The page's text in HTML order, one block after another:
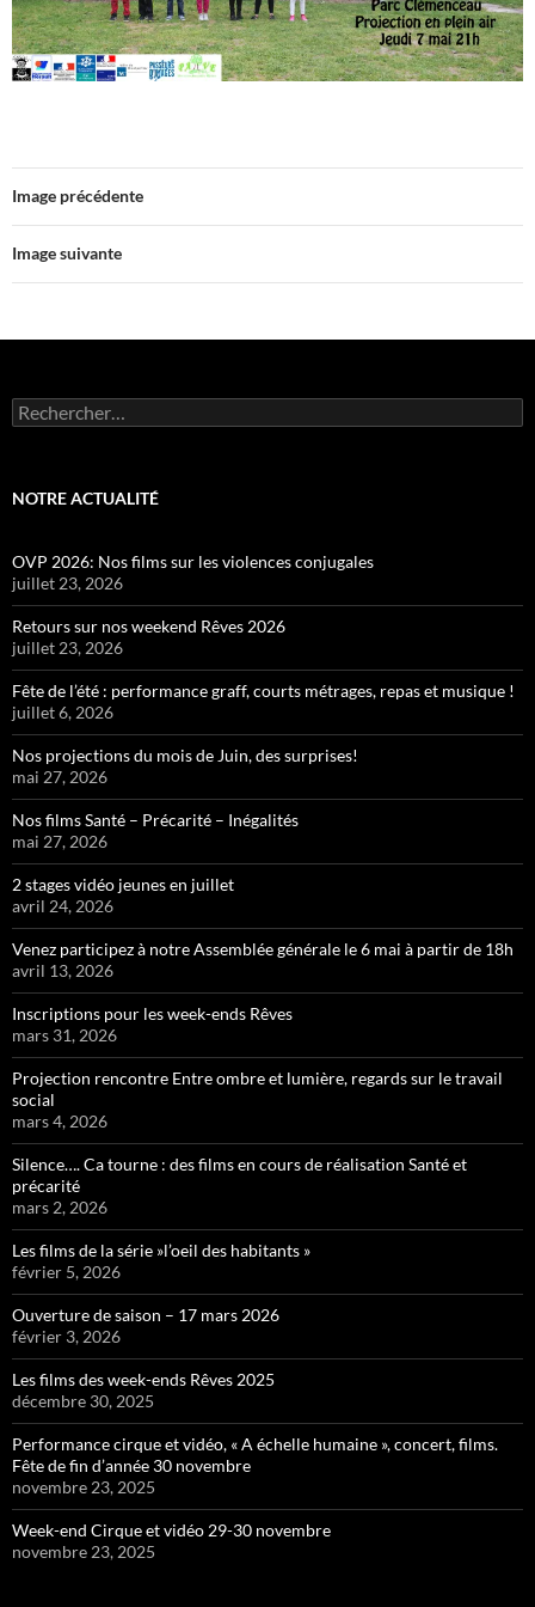
Image précédente
Image suivante
Rechercher :
NOTRE ACTUALITÉ
OVP 2026: Nos films sur les violences conjugales
juillet 23, 2026
Retours sur nos weekend Rêves 2026
juillet 23, 2026
Fête de l’été : performance graff, courts métrages, repas et musique !
juillet 6, 2026
Nos projections du mois de Juin, des surprises!
mai 27, 2026
Nos films Santé – Précarité – Inégalités
mai 27, 2026
2 stages vidéo jeunes en juillet
avril 24, 2026
Venez participez à notre Assemblée générale le 6 mai à partir de 18h
avril 13, 2026
Inscriptions pour les week-ends Rêves
mars 31, 2026
Projection rencontre Entre ombre et lumière, regards sur le travail
social
mars 4, 2026
Silence…. Ca tourne : des films en cours de réalisation Santé et
précarité
mars 2, 2026
Les films de la série »l’oeil des habitants »
février 5, 2026
Ouverture de saison – 17 mars 2026
février 3, 2026
Les films des week-ends Rêves 2025
décembre 30, 2025
Performance cirque et vidéo, « A échelle humaine », concert, films.
Fête de fin d’année 30 novembre
novembre 23, 2025
Week-end Cirque et vidéo 29-30 novembre
novembre 23, 2025